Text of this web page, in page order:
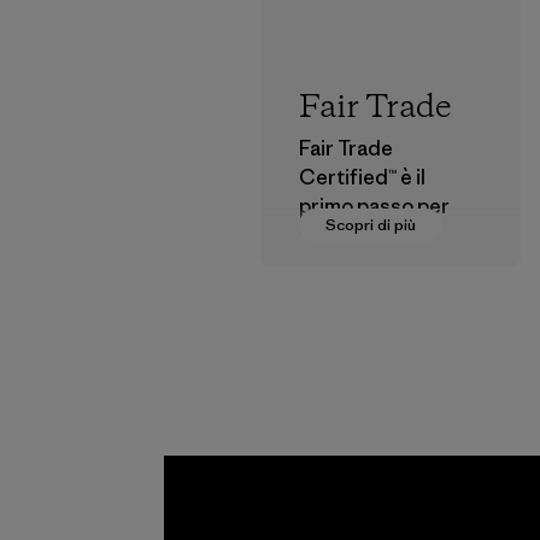
Scopri di più
Fair Trade
Fair Trade
Certified™ è il
primo passo per
pagare salari